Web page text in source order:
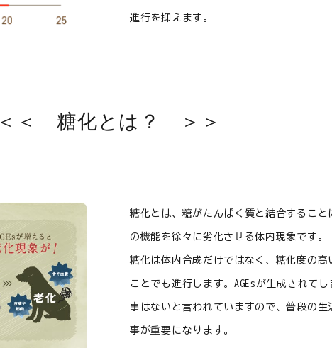
進行を抑えます。
＜＜ 糖化とは？ ＞＞
糖化とは、糖がたんぱく質と結合すること
の機能を徐々に劣化させる体内現象です。
糖化は体内合成だけではなく、糖化度の高
ことでも進行します。AGEsが生成されて
事はないと言われていますので、普段の生
事が重要になります。